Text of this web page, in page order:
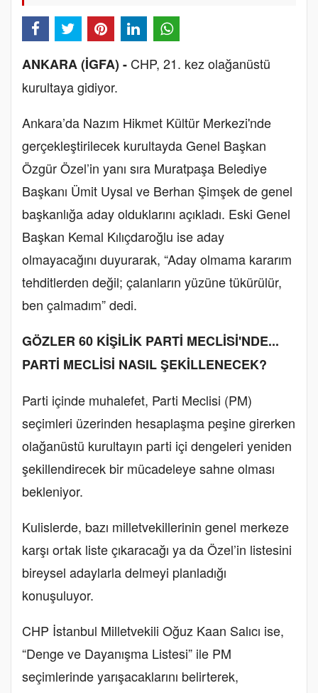
ANKARA (İGFA) - CHP, 21. kez olağanüstü
kurultaya gidiyor.
Ankara’da Nazım Hikmet Kültür Merkezi'nde
gerçekleştirilecek kurultayda Genel Başkan
Özgür Özel’in yanı sıra Muratpaşa Belediye
Başkanı Ümit Uysal ve Berhan Şimşek de genel
başkanlığa aday olduklarını açıkladı. Eski Genel
Başkan Kemal Kılıçdaroğlu ise aday
olmayacağını duyurarak, “Aday olmama kararım
tehditlerden değil; çalanların yüzüne tükürülür,
ben çalmadım” dedi.
GÖZLER 60 KİŞİLİK PARTİ MECLİSİ'NDE...
PARTİ MECLİSİ NASIL ŞEKİLLENECEK?
Parti içinde muhalefet, Parti Meclisi (PM)
seçimleri üzerinden hesaplaşma peşine girerken
olağanüstü kurultayın parti içi dengeleri yeniden
şekillendirecek bir mücadeleye sahne olması
bekleniyor.
Kulislerde, bazı milletvekillerinin genel merkeze
karşı ortak liste çıkaracağı ya da Özel’in listesini
bireysel adaylarla delmeyi planladığı
konuşuluyor.
CHP İstanbul Milletvekili Oğuz Kaan Salıcı ise,
“Denge ve Dayanışma Listesi” ile PM
seçimlerinde yarışacaklarını belirterek,